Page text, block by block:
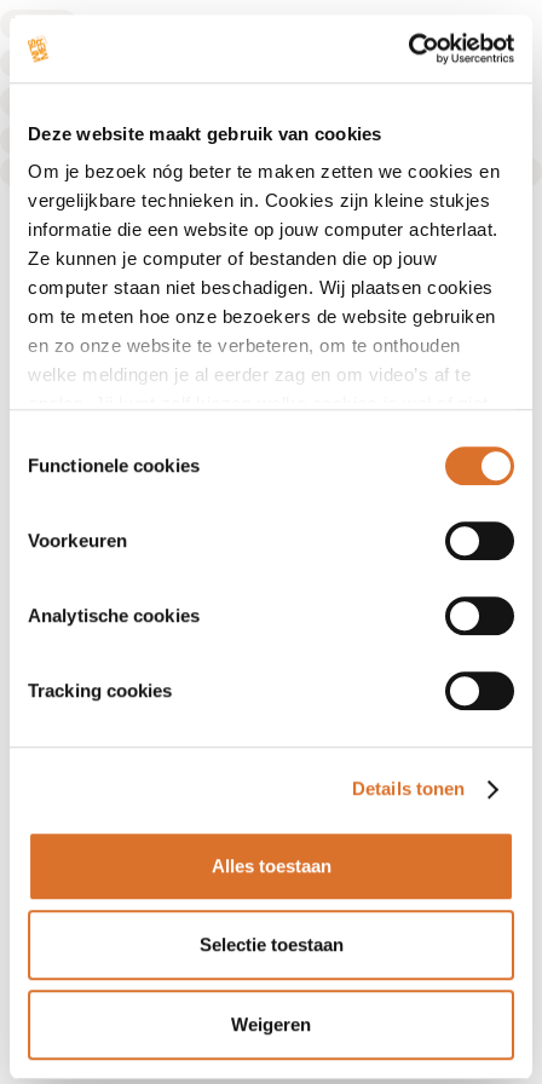
Deze website maakt gebruik van cookies
Om je bezoek nóg beter te maken zetten we cookies en
vergelijkbare technieken in. Cookies zijn kleine stukjes
informatie die een website op jouw computer achterlaat.
Ze kunnen je computer of bestanden die op jouw
computer staan niet beschadigen. Wij plaatsen cookies
om te meten hoe onze bezoekers de website gebruiken
en zo onze website te verbeteren, om te onthouden
welke meldingen je al eerder zag en om video’s af te
Functionele cookies
Voorkeuren
Analytische cookies
Tracking cookies
Details tonen
Alles toestaan
Selectie toestaan
Weigeren
Diëtist
Diëtist
Diëtist
Text Link